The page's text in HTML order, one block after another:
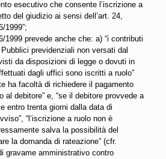
esecutivo che consente l’iscrizione a
del giudizio ai sensi dell’art. 24,
1999”;
1999 prevede anche che: a) “i contributi
previdenziali non versati dal
da disposizioni di legge o dovuti in
dagli uffici sono iscritti a ruolo”
ha facoltà di richiedere il pagamento
al debitore” e, “se il debitore provvede a
entro trenta giorni dalla data di
“l’iscrizione a ruolo non è
salva la possibilità del
la domanda di rateazione” (cfr.
gravame amministrativo contro